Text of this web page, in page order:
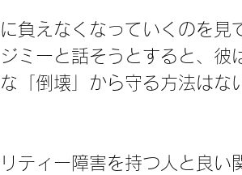
負えなくなっていくのを見
ミーと話そうとすると、彼
「倒壊」から守る方法はな
ティー障害を持つ人と良い